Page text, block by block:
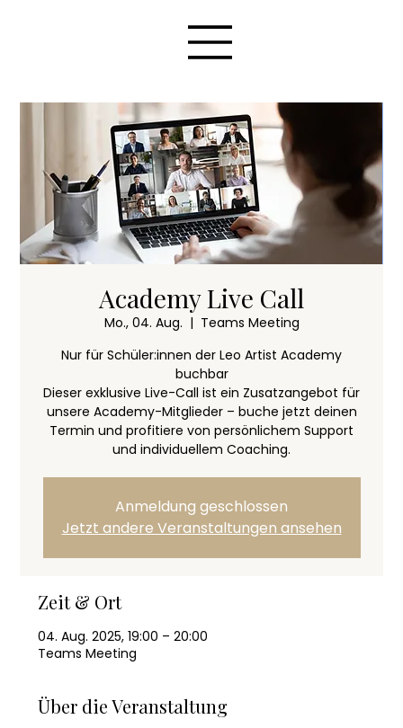
Academy Live Call
Mo., 04. Aug.
  |
Teams Meeting
Nur für Schüler:innen der Leo Artist Academy
buchbar
Dieser exklusive Live-Call ist ein Zusatzangebot für
unsere Academy-Mitglieder – buche jetzt deinen
Termin und profitiere von persönlichem Support
und individuellem Coaching.
Anmeldung geschlossen
Jetzt andere Veranstaltungen ansehen
Zeit & Ort
04. Aug. 2025, 19:00 – 20:00
Teams Meeting
Über die Veranstaltung